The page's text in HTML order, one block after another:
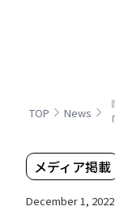
TOP News
メディア掲載
December 1, 2022